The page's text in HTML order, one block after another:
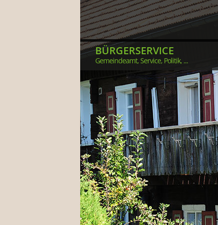
BÜRGERSERVICE
Gemeindeamt, Service, Politik, ...